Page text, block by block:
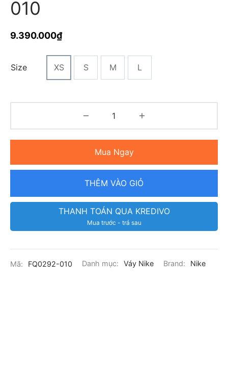
010
9.390.000₫
Size XS S M L
Mua Ngay
THÊM VÀO GIỎ
THANH TOÁN QUA KREDIVO
Mua trước - trả sau
Mã: FQ0292-010 Danh mục: Váy Nike Brand: Nike